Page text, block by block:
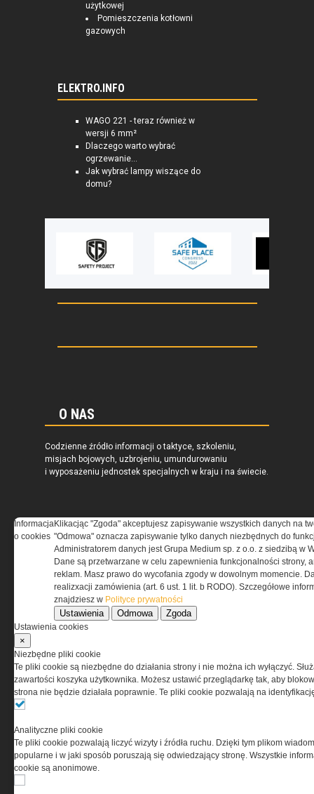
użytkowej
Pomieszczenia kotłowni
gazowych
ELEKTRO.INFO
WAGO 221 - teraz również w
wersji 6 mm²
Dlaczego warto wybrać
ogrzewanie...
Jak wybrać lampy wiszące do
domu?
O NAS
Codzienne źródło informacji o taktyce, szkoleniu,
misjach bojowych, uzbrojeniu, umundurowaniu
i wyposażeniu jednostek specjalnych w kraju i na świecie.
REGULAMIN
Regulamin określa zasady korzystania z portalu
www.special-ops.pl
Korzystanie z portalu jest równoznaczne
przez Grupa MEDIUM Spółka z ograniczoną
odpowiedzialnością Spółka komandytowa, nr KRS:
0000537655, NIP 1132860378, REGON 146393437
(zwana dalej Grupa MEDIUM) w postaci Regulaminu.
Informacja
o cookies
Klikacjąc "Zgoda" akceptujesz zapisywanie wszystkich danych na
"Odmowa" oznacza zapisywanie tylko danych niezbędnych do
Administratorem danych jest Grupa Medium sp. z o.o. z siedzibą w
Dane są przetwarzane w celu zapewnienia funkcjonalności strony,
reklam. Masz prawo do wycofania zgody w dowolnym momencie.
realizxacji zamówienia (art. 6 ust. 1 lit. b RODO). Szczegółowe
znajdziesz w Polityce prywatności
Ustawienia Odmowa Zgoda
Ustawienia cookies
×
Niezbędne pliki cookie
Te pliki cookie są niezbędne do działania strony i nie można ich wyłączyć.
zawartości koszyka użytkownika. Możesz ustawić przeglądarkę tak, aby
strona nie będzie działała poprawnie. Te pliki cookie pozwalają na
Analityczne pliki cookie
Te pliki cookie pozwalają liczyć wizyty i źródła ruchu. Dzięki tym plikom
popularne i w jaki sposób poruszają się odwiedzający stronę. Wszystkie
cookie są anonimowe.